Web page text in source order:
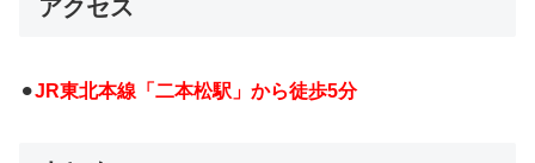
アクセス
⚫︎JR東北本線「二本松駅」から徒歩5分